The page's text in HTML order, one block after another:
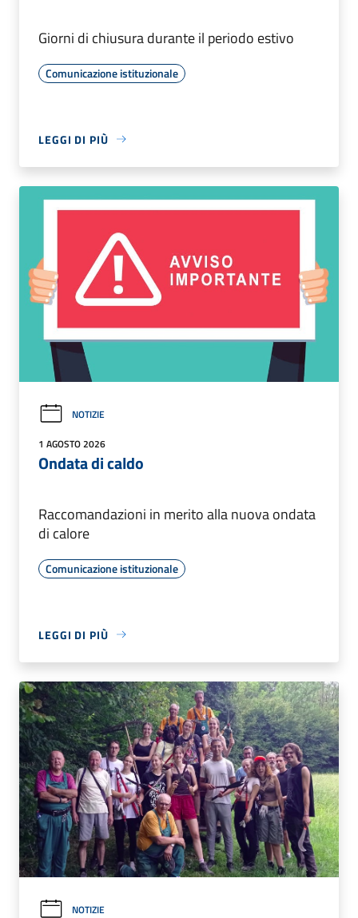
Giorni di chiusura durante il periodo estivo
Comunicazione istituzionale
LEGGI DI PIÙ
NOTIZIE
1 AGOSTO 2026
Ondata di caldo
Raccomandazioni in merito alla nuova ondata
di calore
Comunicazione istituzionale
LEGGI DI PIÙ
NOTIZIE